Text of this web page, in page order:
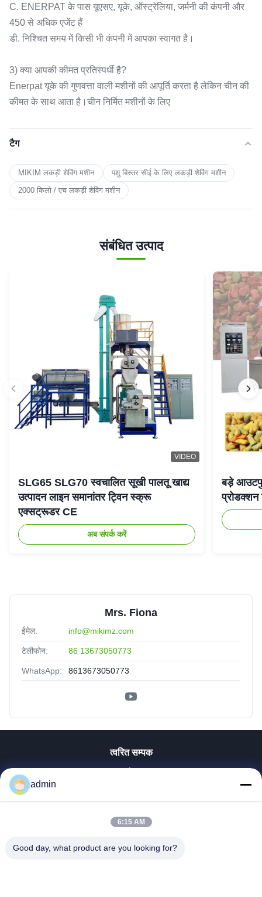
C. ENERPAT के पास यूएसए, यूके, ऑस्ट्रेलिया, जर्मनी की कंपनी और
450 से अधिक एजेंट हैं
डी. निश्चित समय में किसी भी कंपनी में आपका स्वागत है।
3) क्या आपकी कीमत प्रतिस्पर्धी है?
Enerpat यूके की गुणवत्ता वाली मशीनों की आपूर्ति करता है लेकिन चीन की
कीमत के साथ आता है।चीन निर्मित मशीनों के लिए
टैग
MIKIM लकड़ी शेविंग मशीन
पशु बिस्तर सीई के लिए लकड़ी शेविंग मशीन
2000 किलो / एच लकड़ी शेविंग मशीन
संबंधित उत्पाद
VIDEO
SLG65 SLG70 स्वचालित सूखी पालतू खाद्य
उत्पादन लाइन समानांतर ट्विन स्क्रू
एक्सट्रूडर CE
अब संपर्क करें
बड़े
Mrs. Fiona
ईमेल: info@mikimz.com
टेलीफोन: 86 13673050773
WhatsApp: 8613673050773
त्वरित सम्पक
वीआर दिखाएँ
हमारे बारे में
गुणवत्ता नियंत्रण
admin
6:15 AM
Good day, what product are you looking for?